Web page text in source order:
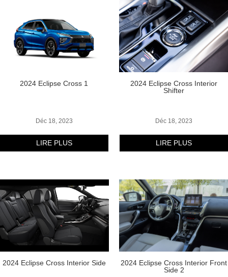
2024 Eclipse Cross 1
Déc 18, 2023
LIRE PLUS
2024 Eclipse Cross Interior Side
2024 Eclipse Cross Interior
Shifter
Déc 18, 2023
LIRE PLUS
2024 Eclipse Cross Interior Front
Side 2